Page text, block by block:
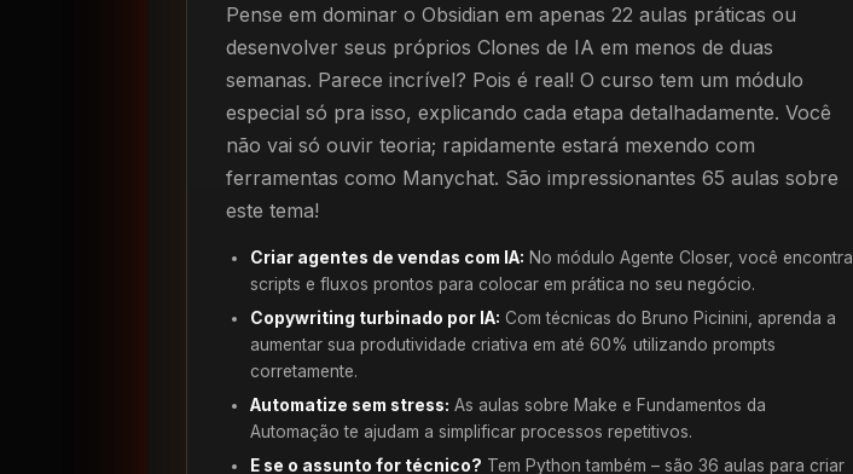
Pense em dominar o Obsidian em apenas 22 aulas práticas ou
desenvolver seus próprios Clones de IA em menos de duas
semanas. Parece incrível? Pois é real! O curso tem um módulo
especial só pra isso, explicando cada etapa detalhadamente. Você
não vai só ouvir teoria; rapidamente estará mexendo com
ferramentas como Manychat. São impressionantes 65 aulas sobre
este tema!
Criar agentes de vendas com IA: No módulo Agente Closer, você encontra
scripts e fluxos prontos para colocar em prática no seu negócio.
Copywriting turbinado por IA: Com técnicas do Bruno Picinini, aprenda a
aumentar sua produtividade criativa em até 60% utilizando prompts
corretamente.
Automatize sem stress: As aulas sobre Make e Fundamentos da
Automação te ajudam a simplificar processos repetitivos.
E se o assunto for técnico? Tem Python também – são 36 aulas para criar